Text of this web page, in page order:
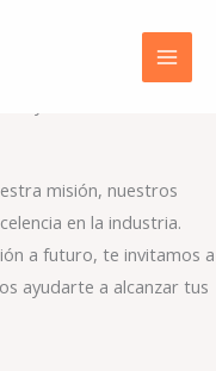
good you are and
misión, nuestros
en la industria.
a futuro, te invitamos a
ayudarte a alcanzar tus